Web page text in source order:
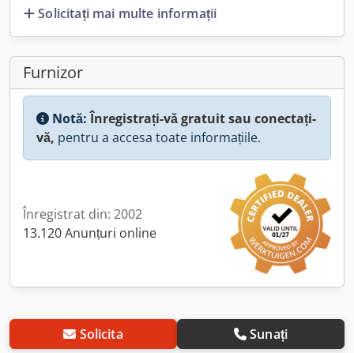
Solicitați mai multe informații
Furnizor
Notă:Înregistrați-vă gratuit sau conectați-
vă, pentru a accesa toate informațiile.
Înregistrat din: 2002
13.120 Anunțuri online
Solicita Sunați